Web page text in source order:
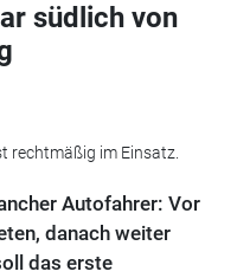
südlich von
rechtmäßig im Einsatz.
Autofahrer: Vor
danach weiter
das erste